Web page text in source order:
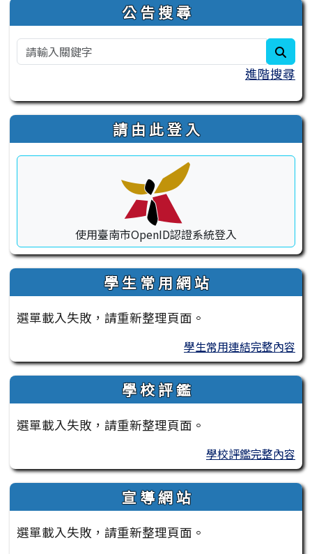
公 告 搜 尋
進階搜尋
請 由 此 登 入
使用臺南市OpenID認證系統登入
學 生 常 用 網 站
選單載入失敗，請重新整理頁面。
學生常用連結完整內容
學 校 評 鑑
選單載入失敗，請重新整理頁面。
學校評鑑完整內容
宣 導 網 站
選單載入失敗，請重新整理頁面。